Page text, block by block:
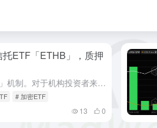
ETF「ETHB」，质押
ETHB，得先理解以太坊的「质押」机制。对于机构投资者来说，这笔收益更不容小觑——若管理数亿美元的以太坊敞口，缺失质押收益就意味着真金白银的机会成本。当时的监管逻辑是，质押可能构成证券发行。并执行质押...
# 加密ETF
13 0